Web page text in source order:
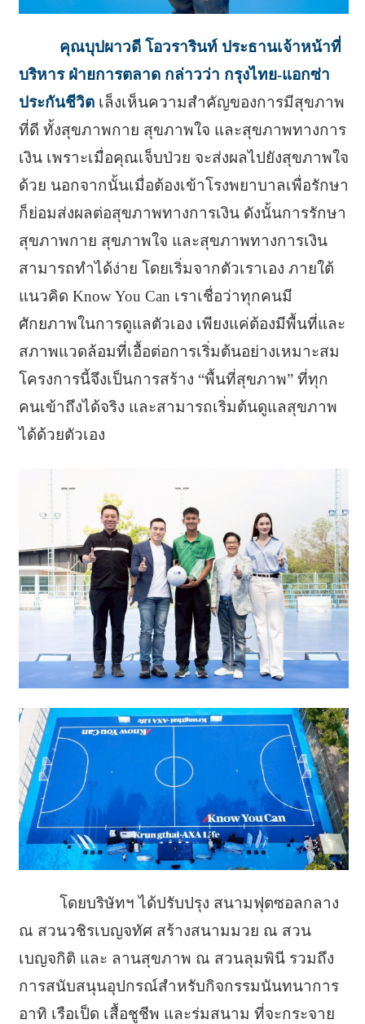
คุณบุปผาวดี โอวรารินท์ ประธานเจ้าหน้าที่
บริหาร ฝ่ายการตลาด กล่าวว่า กรุงไทย-แอกซ่า
ประกันชีวิตเล็งเห็นความสำคัญของการมีสุขภาพ
ที่ดี ทั้งสุขภาพกาย สุขภาพใจ และสุขภาพทางการ
เงิน เพราะเมื่อคุณเจ็บป่วย จะส่งผลไปยังสุขภาพใจ
ด้วย นอกจากนั้นเมื่อต้องเข้าโรงพยาบาลเพื่อรักษา
ก็ย่อมส่งผลต่อสุขภาพทางการเงิน ดังนั้นการรักษา
สุขภาพกาย สุขภาพใจ และสุขภาพทางการเงิน
สามารถทำได้ง่าย โดยเริ่มจากตัวเราเอง ภายใต้
แนวคิด Know You Can เราเชื่อว่าทุกคนมี
ศักยภาพในการดูแลตัวเอง เพียงแค่ต้องมีพื้นที่และ
สภาพแวดล้อมที่เอื้อต่อการเริ่มต้นอย่างเหมาะสม
โครงการนี้จึงเป็นการสร้าง “พื้นที่สุขภาพ” ที่ทุก
คนเข้าถึงได้จริง และสามารถเริ่มต้นดูแลสุขภาพ
ได้ด้วยตัวเอง
โดยบริษัทฯ ได้ปรับปรุง สนามฟุตซอลกลาง
ณ สวนวชิรเบญจทัศ สร้างสนามมวย ณ สวน
เบญจกิติ และ ลานสุขภาพ ณ สวนลุมพินี รวมถึง
การสนับสนุนอุปกรณ์สำหรับกิจกรรมนันทนาการ
อาทิ เรือเป็ด เสื้อชูชีพ และร่มสนาม ที่จะกระจาย